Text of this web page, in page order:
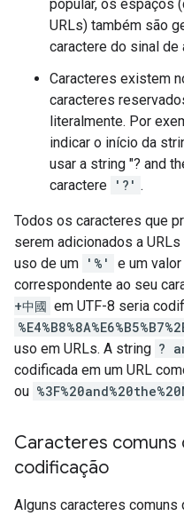
popular, os espaços
URLs) também são
caractere do sinal de
Caracteres existem
caracteres
literalmente. Por
indicar o início da
usar a string "? and
caractere '?' .
Todos os caracteres que
serem adicionados a
uso de um '%'
e um
correspondente ao seu
+中國 em UTF-8 seria
uso em URLs. A string ?
codificada em um URL
ou
Caracteres comuns
codificação
Alguns caracteres